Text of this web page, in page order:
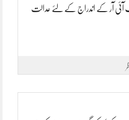
آئی آر کے اندراج کے لئے عدالت